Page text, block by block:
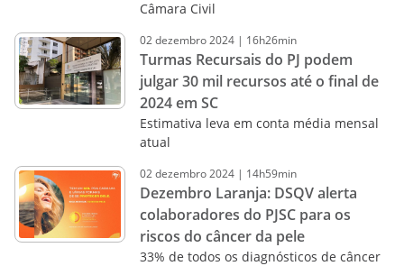
Câmara Civil
02dezembro2024 | 16h26min
Turmas Recursais do PJ podem
julgar 30 mil recursos até o final de
2024 em SC
Estimativa leva em conta média mensal
atual
02dezembro2024 | 14h59min
Dezembro Laranja: DSQV alerta
colaboradores do PJSC para os
riscos do câncer da pele
33% de todos os diagnósticos de câncer